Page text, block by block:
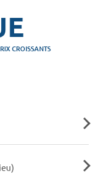
CROISSANTS